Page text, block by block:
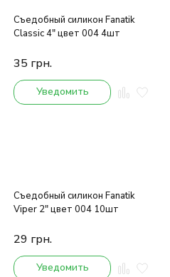
Съедобный силикон Fanatik
Classic 4" цвет 004 4шт
35 грн.
Уведомить
Съедобный силикон Fanatik
Viper 2" цвет 004 10шт
29 грн.
Уведомить